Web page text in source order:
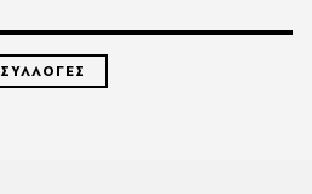
ΣΥΛΛΟΓΕΣ